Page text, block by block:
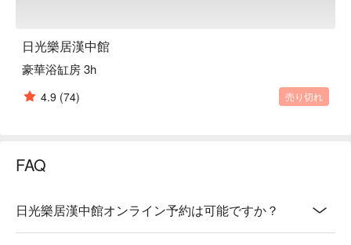
日光樂居漢中館
豪華浴缸房 3h
4.9 (74) 売り切れ
FAQ
日光樂居漢中館オンライン予約は可能ですか？